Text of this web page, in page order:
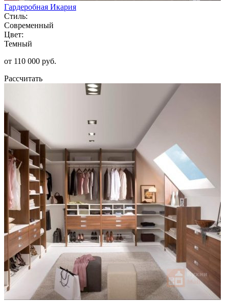
Гардеробная Икария
Стиль:
Современный
Цвет:
Темный
от 110 000 руб.
Рассчитать